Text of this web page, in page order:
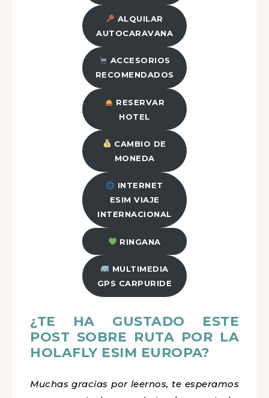
ALQUILAR
AUTOCARAVANA
ACCESORIOS
RECOMENDADOS
RESERVAR
HOTEL
CAMBIO DE
MONEDA
INTERNET
ESIM VIAJE
INTERNACIONAL
RINGANA
MULTIMEDIA
GPS CARPURIDE
¿TE HA GUSTADO ESTE
POST SOBRE RUTA POR LA
HOLAFLY ESIM EUROPA?
Muchas gracias por leernos, te esperamos